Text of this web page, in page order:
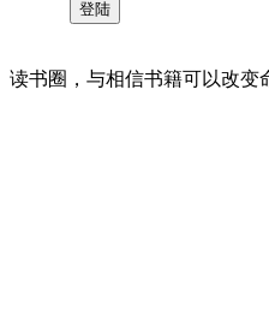
读书圈，与相信书籍可以改变